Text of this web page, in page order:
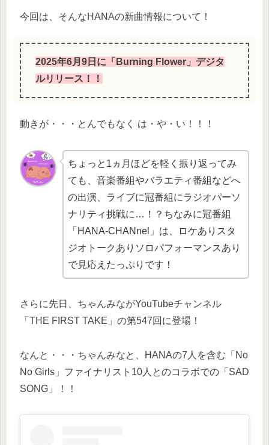
今回は、そんなHANAの新曲情報について！
2025年6月9日に「Burning Flower」デジタ
ルリリース！！
動きが・・・とんでもなく は・や・い！！！
ちょっと1ヵ月ほどを軽く振り返ってみ
ても、音楽番組やバラエティ番組などへ
の出演、ライブに冠番組にラジオパーソ
ナリティ挑戦に…！？ちなみに冠番組
「HANA-CHANnel」は、ロケありスタ
ジオトークありソロパフォーマンスあり
で見応えたっぷりです！
さらに先日、ちゃんみながYouTubeチャンネル
「THE FIRST TAKE」の第547回に登場！
なんと・・・ちゃんみなと、HANAの7人を含む「No
No Girls」ファイナリスト10人とのコラボでの「SAD
SONG」！！